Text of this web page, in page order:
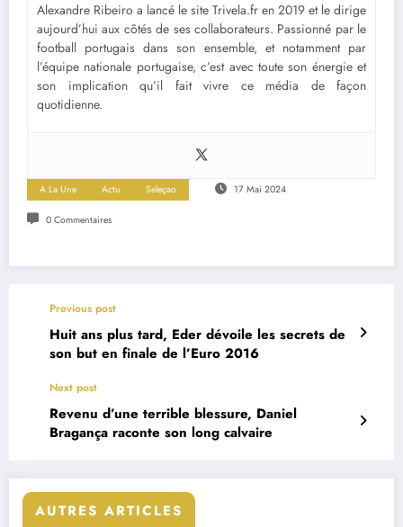
Alexandre Ribeiro a lancé le site Trivela.fr en 2019 et le dirige
aujourd’hui aux côtés de ses collaborateurs. Passionné par le
football portugais dans son ensemble, et notamment par
l’équipe nationale portugaise, c’est avec toute son énergie et
son implication qu’il fait vivre ce média de façon
quotidienne.
A La Une Actu Seleçao 17 Mai 2024
0 Commentaires
Previous post
Huit ans plus tard, Eder dévoile les secrets de
son but en finale de l’Euro 2016
Next post
Revenu d’une terrible blessure, Daniel
Bragança raconte son long calvaire
AUTRES ARTICLES